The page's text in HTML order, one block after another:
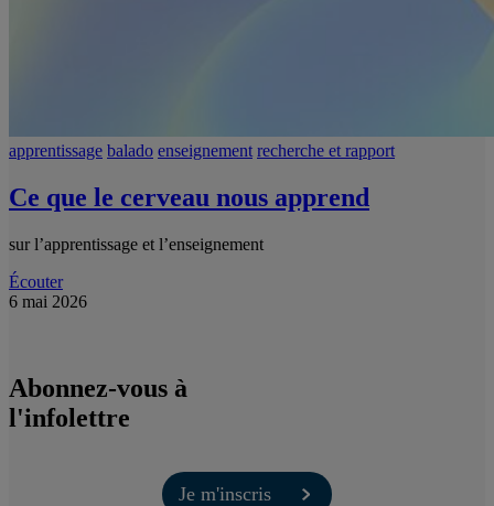
apprentissage balado enseignement recherche et rapport
Ce que le cerveau nous apprend
sur l’apprentissage et l’enseignement
Écouter
6 mai 2026
Abonnez-vous à
l'infolettre
Je m'inscris